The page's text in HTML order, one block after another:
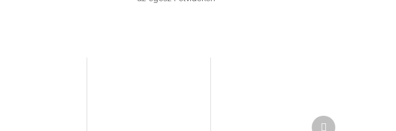
Következő